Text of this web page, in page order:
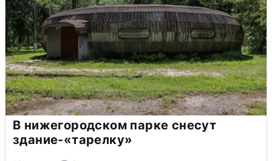
В нижегородском парке снесут
здание-«тарелку»